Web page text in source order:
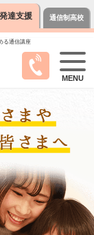
る通信講座
発達支援 通信制高校
MENU